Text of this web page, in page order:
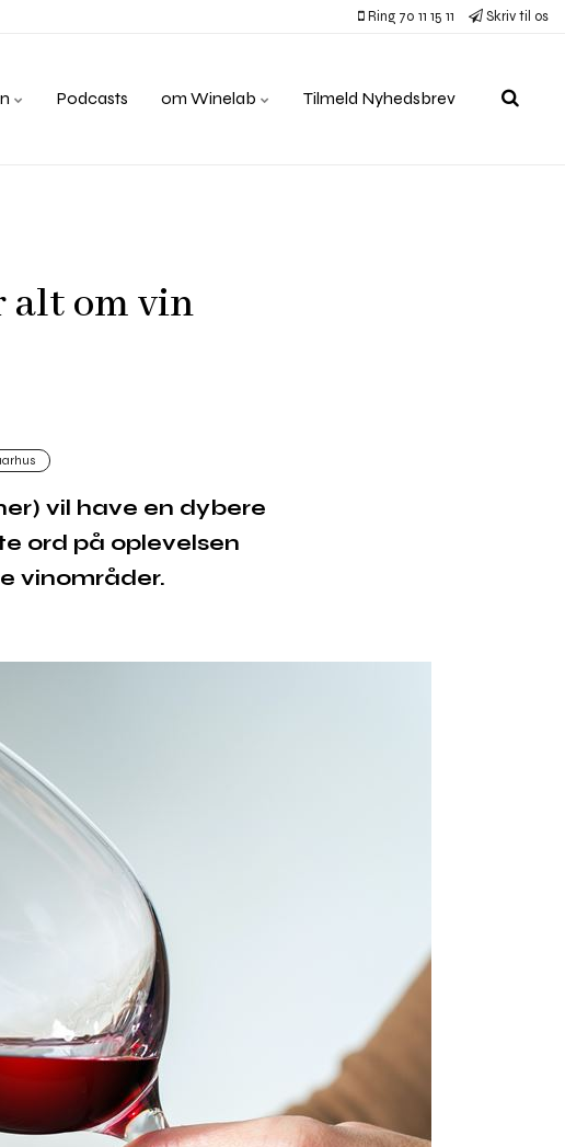
Ring 70 11 15 11 Skriv til os
Podcasts om Winelab Tilmeld Nyhedsbrev
alt om vin
vil have en dybere
ord på oplevelsen
vinområder.